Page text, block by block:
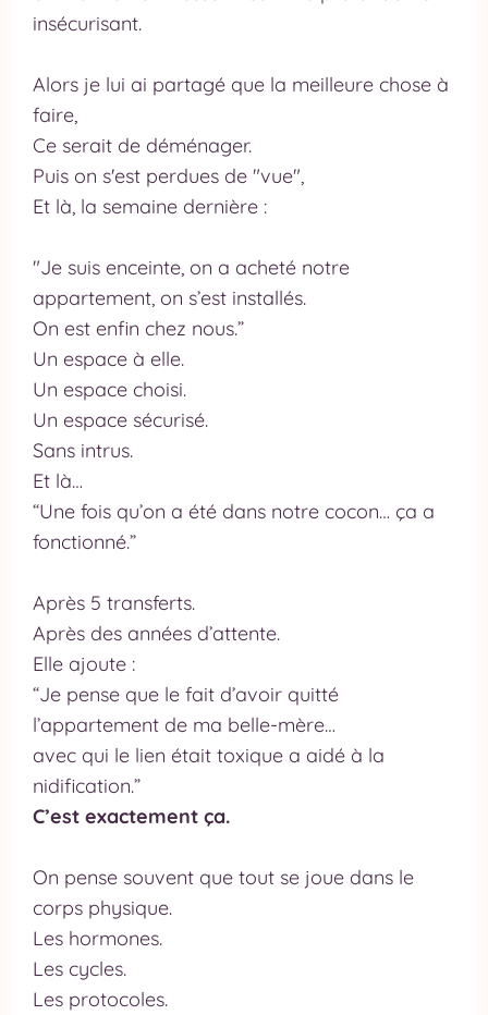
insécurisant.
Alors je lui ai partagé que la meilleure chose à
faire,
Ce serait de déménager.
Puis on s'est perdues de "vue",
Et là, la semaine dernière :
"Je suis enceinte, on a acheté notre
appartement, on s’est installés.
On est enfin chez nous.”
Un espace à elle.
Un espace choisi.
Un espace sécurisé.
Sans intrus.
Et là…
“Une fois qu’on a été dans notre cocon… ça a
fonctionné.”
Après 5 transferts.
Après des années d’attente.
Elle ajoute :
“Je pense que le fait d’avoir quitté
l’appartement de ma belle-mère…
avec qui le lien était toxique a aidé à la
nidification.”
C’est exactement ça.
On pense souvent que tout se joue dans le
corps physique.
Les hormones.
Les cycles.
Les protocoles.